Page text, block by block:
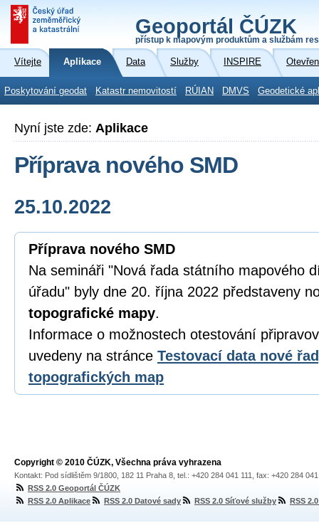
Geoportál ČÚZK
přístup k mapovým produktům a službám
Vítejte Aplikace Data Služby INSPIRE
Poskytování geodat Katastr nemovitostí RÚIAN DMVS Geodetické
Nyní jste zde: Aplikace
Příprava nového SMD
25.10.2022
Příprava nového SMD
Na semináři "Nová řada státního mapového
úřadu" byly dne 20. října 2022 představeny
topografické mapy.
Informace o možnostech otestování
uvedeny na stránce Testovací data nové
topografických map
Copyright © 2010 ČÚZK, Všechna práva vyhrazena
Kontakt: Pod sídlištěm 9/1800, 182 11 Praha 8, tel.: +420 284 041 111, fax: +420 284
RSS 2.0 Geoportál ČÚZK
RSS 2.0 Aplikace
RSS 2.0 Datové sady RSS 2.0 Síťové služby RSS